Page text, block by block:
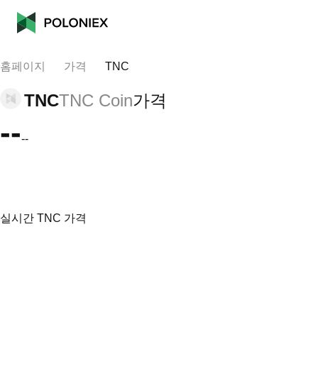
홈페이지 가격 TNC
TNCTNC Coin가격
----
실시간 TNC 가격